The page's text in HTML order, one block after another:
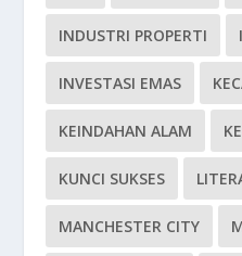
INDUSTRI PROPERTI
INVESTASI EMAS
KEINDAHAN ALAM
KUNCI SUKSES
MANCHESTER CITY